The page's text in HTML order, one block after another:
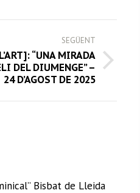
SEGÜENT
“UNA MIRADA
DEL DIUMENGE” –
24 D’AGOST DE 2025
Bisbat de Lleida